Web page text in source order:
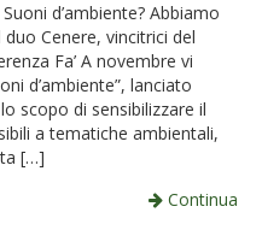
d’ambiente? Abbiamo
Cenere, vincitrici del
Fa’ A novembre vi
d’ambiente”, lanciato
scopo di sensibilizzare il
a tematiche ambientali,
[…]
Continua